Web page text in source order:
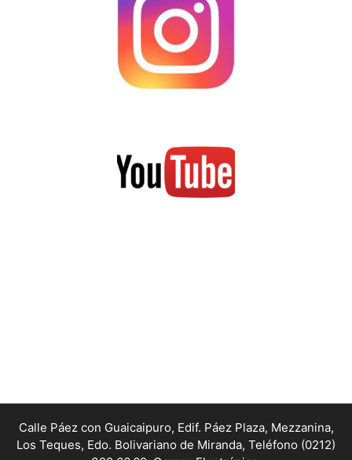
Calle Páez con Guaicaipuro, Edif. Páez Plaza, Mezzanina,
Los Teques, Edo. Bolivariano de Miranda, Teléfono (0212)